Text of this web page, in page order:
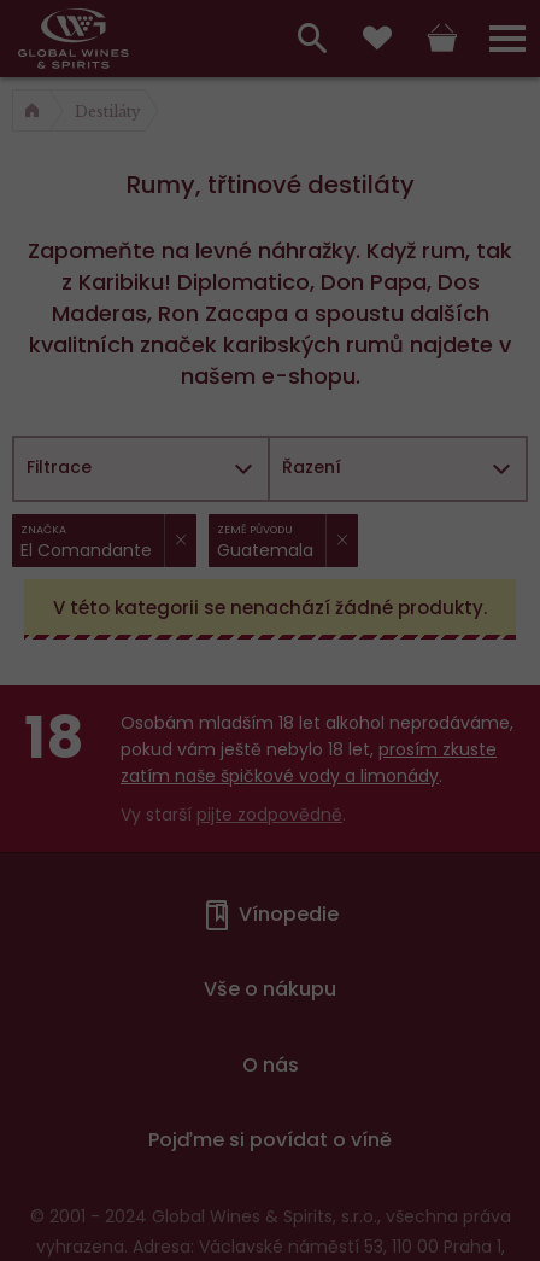
Hlavní
menu,
košík,Destiláty
Rumy, třtinové destiláty
Zapomeňte na levné náhražky. Když rum, tak
z Karibiku! Diplomatico, Don Papa, Dos
Maderas, Ron Zacapa a spoustu dalších
kvalitních značek karibských rumů najdete v
našem e-shopu.
Filtrace
Vybrané
filtry:
ZNAČKA
El Comandante
ZRUŠIT FILTR
ZEMĚ PŮVODU
Guatemala
Řazení
V této kategorii se nenachází žádné produkty.
18
Osobám mladším 18 let alkohol neprodáváme,
pokud vám ještě nebylo 18 let, prosím zkuste
zatím naše špičkové vody a limonády.
Vy starší pijte zodpovědně.
Vínopedie
Vše o nákupu
O nás
Pojďme si povídat o víně
© 2001 - 2024 Global Wines & Spirits, s.r.o., všechna práva
vyhrazena. Adresa: Václavské náměstí 53, 110 00 Praha 1,